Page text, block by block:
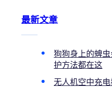
最新文章
狗狗身上的蜱
护方法都在这
无人机空中充